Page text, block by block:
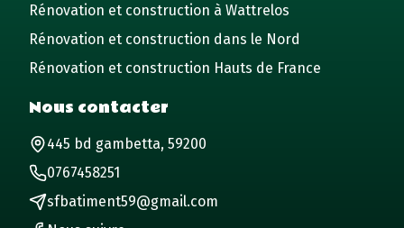
Rénovation et construction à Wattrelos
Rénovation et construction dans le Nord
Rénovation et construction Hauts de France
Nous contacter
445 bd gambetta, 59200
0767458251
sfbatiment59@gmail.com